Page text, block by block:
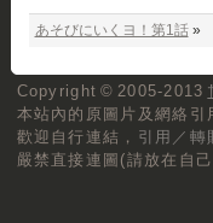
あそびにいくヨ！第1話»
Copyright © 2005-2013
本站內的原圖片及網絡
歡迎自行連結， 引用／轉
嚴禁直接連圖(請放在自